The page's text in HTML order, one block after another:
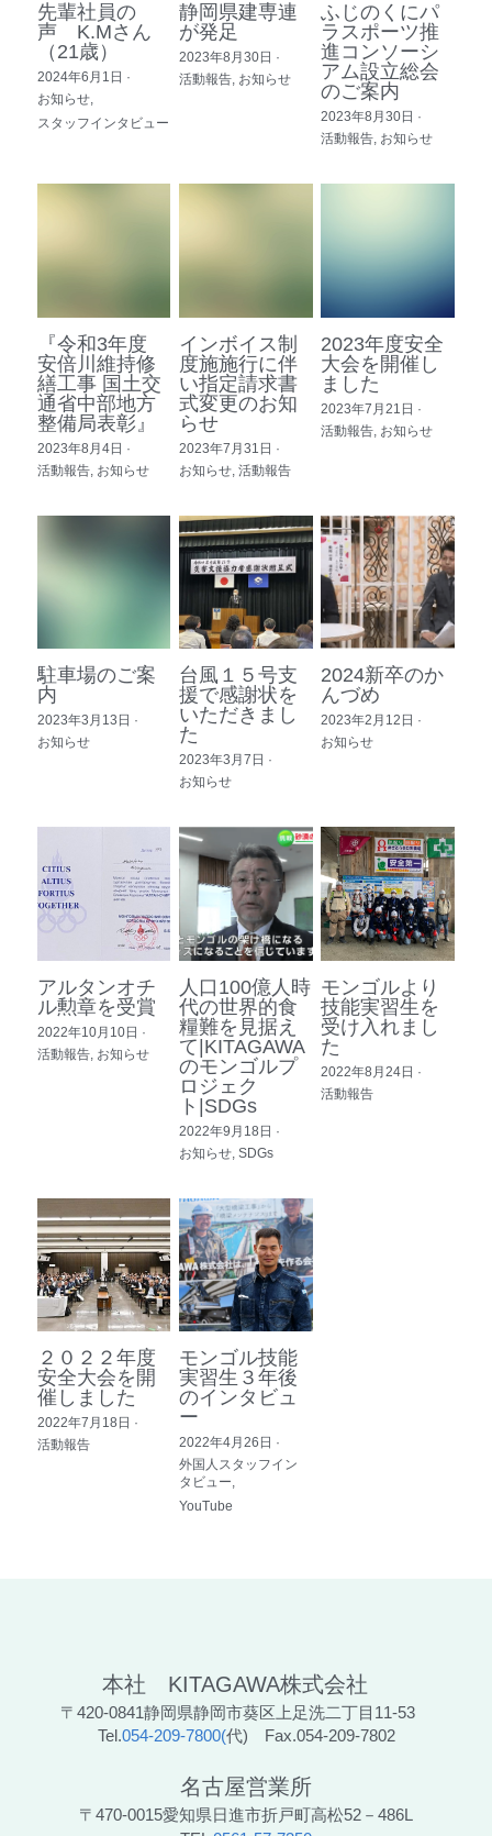
先輩社員の
声 K.Mさん
（21歳）
2024年6月1日 ·
お知らせ,
スタッフインタビュー
静岡県建専連
が発足
2023年8月30日 ·
活動報告, お知らせ
ふじのくにパ
ラスポーツ推
進コンソーシ
アム設立総会
のご案内
2023年8月30日 ·
活動報告, お知らせ
『令和3年度
安倍川維持修
繕工事 国土交
通省中部地方
整備局表彰』
2023年8月4日 ·
活動報告, お知らせ
インボイス制
度施施行に伴
い指定請求書
式変更のお知
らせ
2023年7月31日 ·
お知らせ, 活動報告
2023年度安全
大会を開催し
ました
2023年7月21日 ·
活動報告, お知らせ
駐車場のご案
内
2023年3月13日 ·
お知らせ
台風１５号支
援で感謝状を
いただきまし
た
2023年3月7日 ·
お知らせ
2024新卒のか
んづめ
2023年2月12日 ·
お知らせ
アルタンオチ
ル勲章を受賞
2022年10月10日 ·
活動報告, お知らせ
人口100億人時
代の世界的食
糧難を見据え
て|KITAGAWA
のモンゴルプ
ロジェク
ト|SDGs
2022年9月18日 ·
お知らせ, SDGs
モンゴルより
技能実習生を
受け入れまし
た
2022年8月24日 ·
活動報告
２０２２年度
安全大会を開
催しました
2022年7月18日 ·
活動報告
モンゴル技能
実習生３年後
のインタビュ
ー
2022年4月26日 ·
外国人スタッフイン
タビュー,
YouTube
本社　KITAGAWA株式会社
〒420-0841静岡県静岡市葵区上足洗二丁目11-53
Tel.054-209-7800(代)　Fax.054-209-7802
名古屋営業所
〒470-0015愛知県日進市折戸町高松52－486L